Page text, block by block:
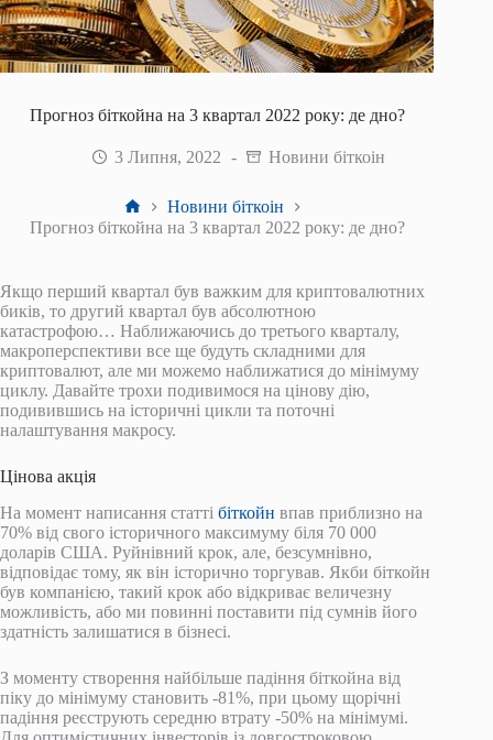
Прогноз біткойна на 3 квартал 2022 року: де дно?
3 Липня, 2022 Новини біткоін
Головна
Новини біткоін
Прогноз біткойна на 3 квартал 2022 року: де дно?
Якщо перший квартал був важким для криптовалютних
биків, то другий квартал був абсолютною
катастрофою… Наближаючись до третього кварталу,
макроперспективи все ще будуть складними для
криптовалют, але ми можемо наближатися до мінімуму
циклу. Давайте трохи подивимося на цінову дію,
подивившись на історичні цикли та поточні
налаштування макросу.
Цінова акція
На момент написання статті біткойн впав приблизно на
70% від свого історичного максимуму біля 70 000
доларів США. Руйнівний крок, але, безсумнівно,
відповідає тому, як він історично торгував. Якби біткойн
був компанією, такий крок або відкриває величезну
можливість, або ми повинні поставити під сумнів його
здатність залишатися в бізнесі.
З моменту створення найбільше падіння біткойна від
піку до мінімуму становить -81%, при цьому щорічні
падіння реєструють середню втрату -50% на мінімумі.